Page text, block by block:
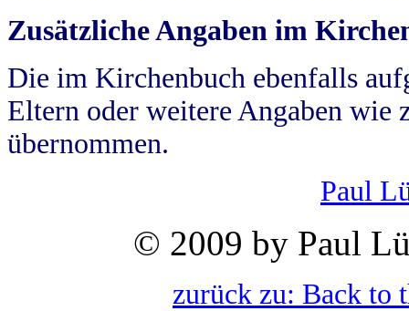
Zusätzliche Angaben im
Die im Kirchenbuch ebenfalls
Eltern oder weitere Angaben wie
übernommen.
Paul
© 2009 by Paul
zurück zu: Back to